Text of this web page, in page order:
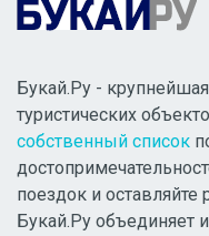
Букай.Ру -
туристических
собственный список
поездок и
Букай.Ру